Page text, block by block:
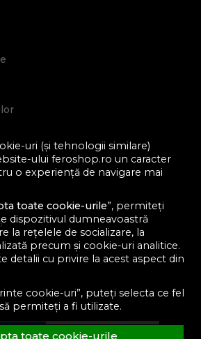
uri (și tehnologii similare)
ului feroshop.ro un caracter
o experiență de navigare mai
toate cookie-urile”, permiteți
dispozitivul dumneavoastră
la rețelele de socializare, la
precum și cookie-uri analitice.
detalii cu privire la acest aspect din
cookie-uri”, puteți selecta ce fel
permiteți a fi utilizate.
toate cookie-urile